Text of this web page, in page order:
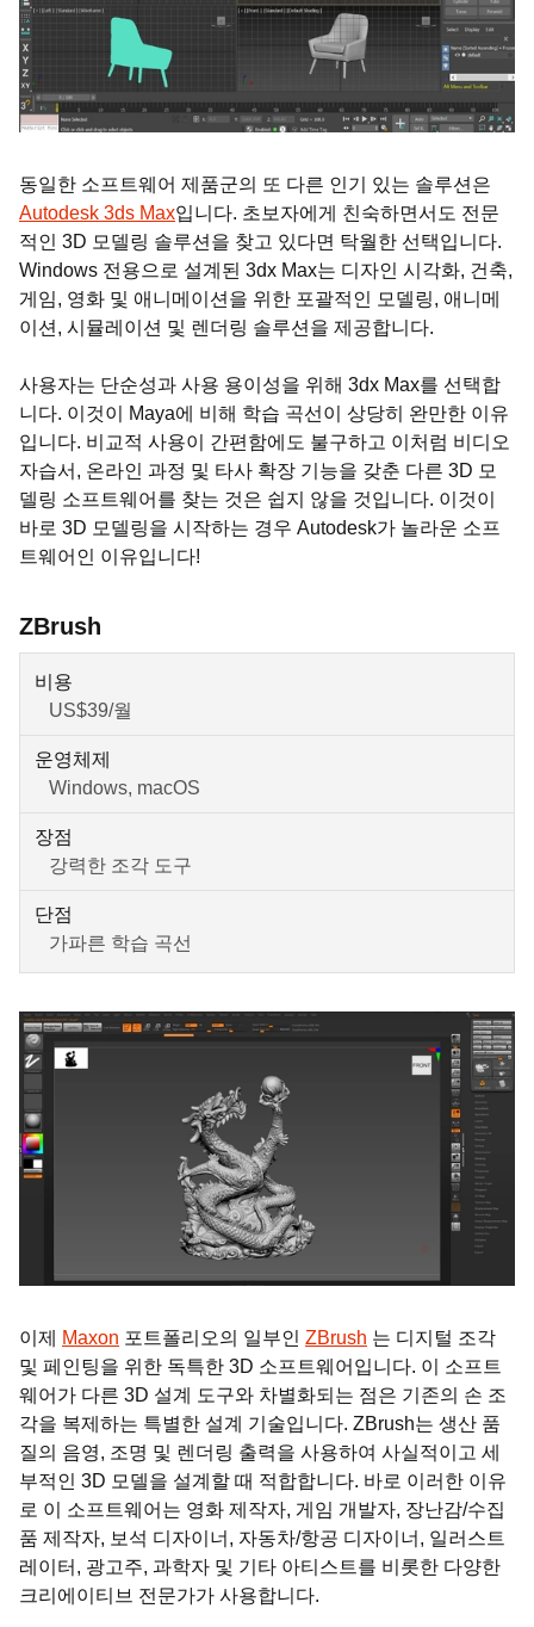
동일한 소프트웨어 제품군의 또 다른 인기 있는 솔루션은
Autodesk 3ds Max입니다. 초보자에게 친숙하면서도 전문
적인 3D 모델링 솔루션을 찾고 있다면 탁월한 선택입니다.
Windows 전용으로 설계된 3dx Max는 디자인 시각화, 건축,
게임, 영화 및 애니메이션을 위한 포괄적인 모델링, 애니메
이션, 시뮬레이션 및 렌더링 솔루션을 제공합니다.
사용자는 단순성과 사용 용이성을 위해 3dx Max를 선택합
니다. 이것이 Maya에 비해 학습 곡선이 상당히 완만한 이유
입니다. 비교적 사용이 간편함에도 불구하고 이처럼 비디오
자습서, 온라인 과정 및 타사 확장 기능을 갖춘 다른 3D 모
델링 소프트웨어를 찾는 것은 쉽지 않을 것입니다. 이것이
바로 3D 모델링을 시작하는 경우 Autodesk가 놀라운 소프
트웨어인 이유입니다!
ZBrush
비용
US$39/월
운영체제
Windows, macOS
장점
강력한 조각 도구
단점
가파른 학습 곡선
이제 Maxon 포트폴리오의 일부인 ZBrush 는 디지털 조각
및 페인팅을 위한 독특한 3D 소프트웨어입니다. 이 소프트
웨어가 다른 3D 설계 도구와 차별화되는 점은 기존의 손 조
각을 복제하는 특별한 설계 기술입니다. ZBrush는 생산 품
질의 음영, 조명 및 렌더링 출력을 사용하여 사실적이고 세
부적인 3D 모델을 설계할 때 적합합니다. 바로 이러한 이유
로 이 소프트웨어는 영화 제작자, 게임 개발자, 장난감/수집
품 제작자, 보석 디자이너, 자동차/항공 디자이너, 일러스트
레이터, 광고주, 과학자 및 기타 아티스트를 비롯한 다양한
크리에이티브 전문가가 사용합니다.